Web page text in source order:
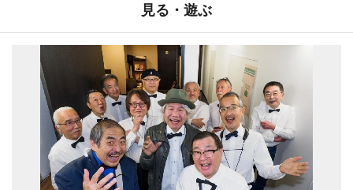
見る・遊ぶ